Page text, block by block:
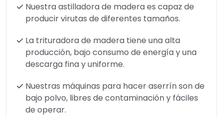
Nuestra astilladora de madera es capaz de
producir virutas de diferentes tamaños.
La trituradora de madera tiene una alta
producción, bajo consumo de energía y una
descarga fina y uniforme.
Nuestras máquinas para hacer aserrín son de
bajo polvo, libres de contaminación y fáciles
de operar.